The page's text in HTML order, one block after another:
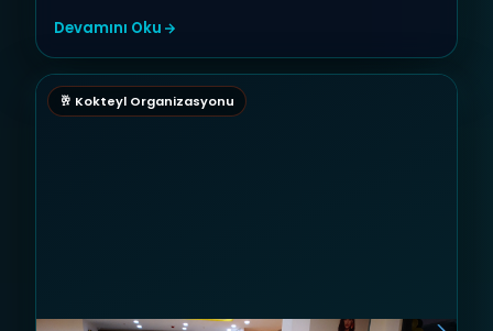
Devamını Oku
🥂 Kokteyl Organizasyonu